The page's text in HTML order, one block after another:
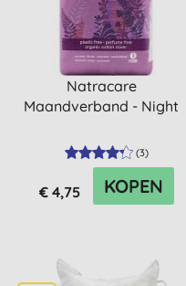
Natracare
Maandverband - Night
(3)
€ 4,75 KOPEN